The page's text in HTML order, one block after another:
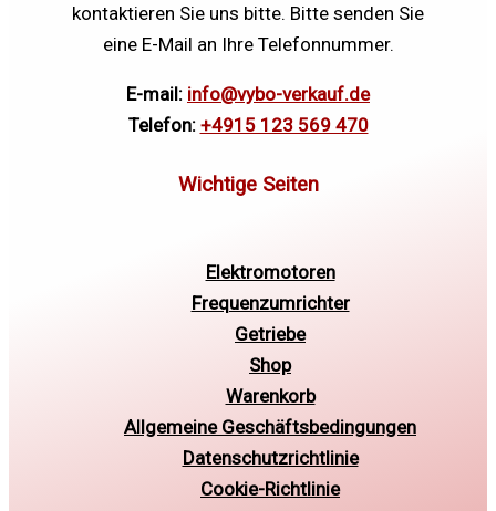
kontaktieren Sie uns bitte. Bitte senden Sie
eine E-Mail an Ihre Telefonnummer.
E-mail: info@vybo-verkauf.de
Telefon: +4915 123 569 470
Elektromotoren
Frequenzumrichter
Getriebe
Shop
Warenkorb
Allgemeine Geschäftsbedingungen
Datenschutzrichtlinie
Cookie-Richtlinie